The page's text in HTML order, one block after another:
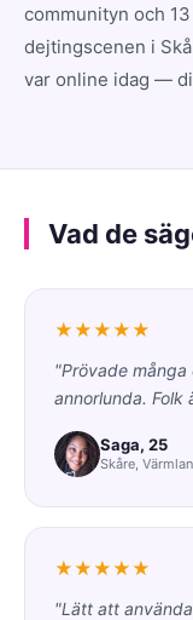
communityn och
dejtingscenen i
var online idag —
Vad de
★★★★★
"Prövade
annorlunda. Folk
Saga, 25
Skåre,
★★★★★
"Lätt att